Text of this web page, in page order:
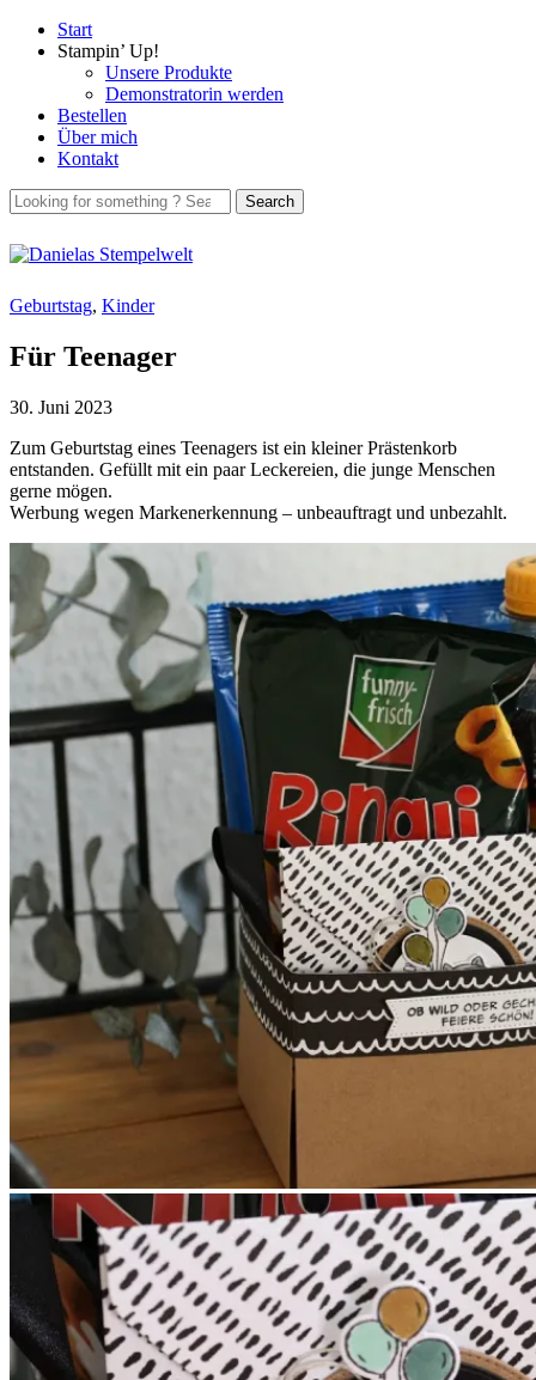
Start
Stampin’ Up!
Unsere Produkte
Demonstratorin werden
Bestellen
Über mich
Kontakt
Geburtstag, Kinder
Für Teenager
30. Juni 2023
Zum Geburtstag eines Teenagers ist ein kleiner Prästenkorb
entstanden. Gefüllt mit ein paar Leckereien, die junge Menschen
gerne mögen.
Werbung wegen Markenerkennung – unbeauftragt und unbezahlt.